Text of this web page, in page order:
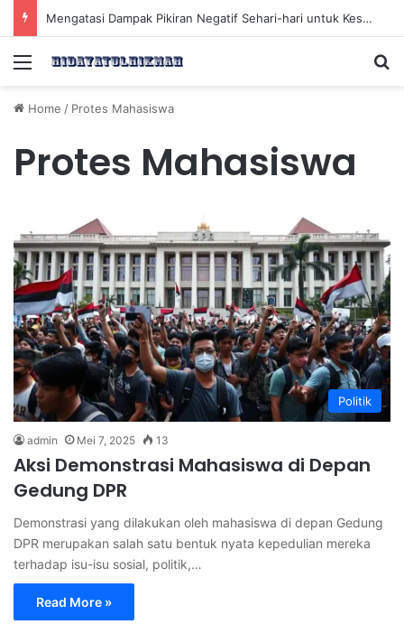
Mengatasi Dampak Pikiran Negatif Sehari-hari untuk Kesehatan Mental yang Lebih Baik
Menu
Home / Protes Mahasiswa
Protes Mahasiswa
Politik
admin Mei 7, 2025 13
Aksi Demonstrasi Mahasiswa di Depan
Gedung DPR
Demonstrasi yang dilakukan oleh mahasiswa di depan Gedung
DPR merupakan salah satu bentuk nyata kepedulian mereka
terhadap isu-isu sosial, politik,…
Read More »